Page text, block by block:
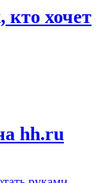
кто хочет
hh.ru